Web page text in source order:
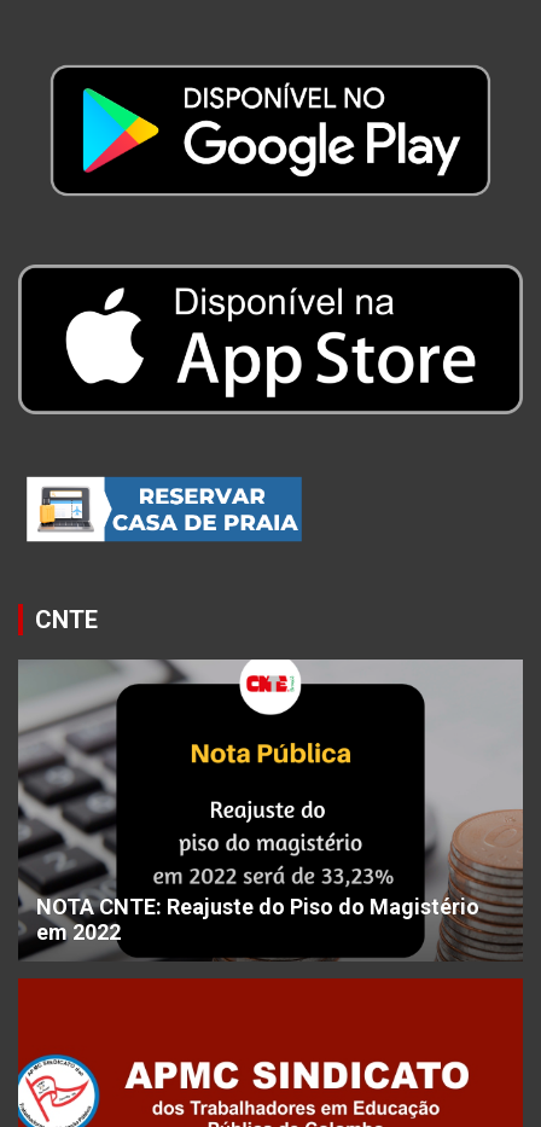
CNTE
NOTA CNTE: Reajuste do Piso do Magistério
em 2022